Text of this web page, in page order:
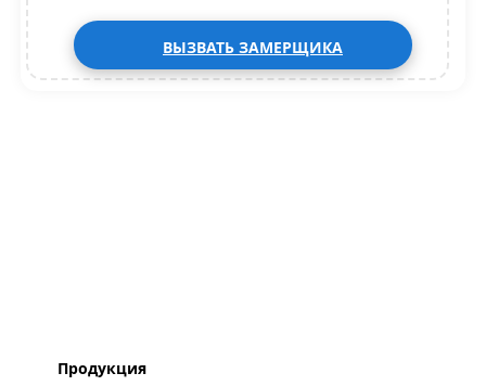
ВЫЗВАТЬ ЗАМЕРЩИКА
Продукция